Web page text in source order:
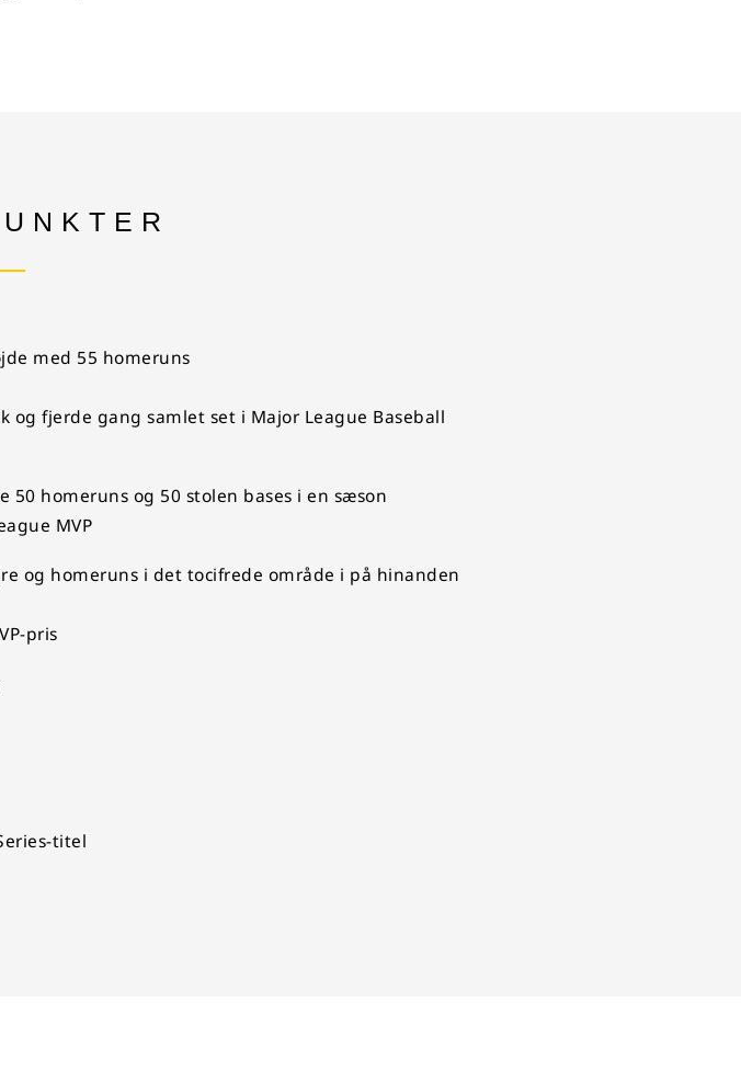
med 55 homeruns
fjerde gang samlet set i Major League Baseball
homeruns og 50 stolen bases i en sæson
MVP
og homeruns i det tocifrede område i på hinanden
pris
titel